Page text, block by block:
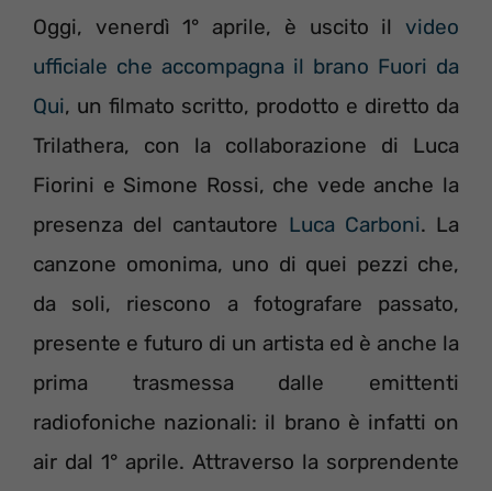
Oggi, venerdì 1° aprile, è uscito il video
ufficiale che accompagna il brano Fuori da
Qui, un filmato scritto, prodotto e diretto da
Trilathera, con la collaborazione di Luca
Fiorini e Simone Rossi, che vede anche la
presenza del cantautore Luca Carboni. La
canzone omonima, uno di quei pezzi che,
da soli, riescono a fotografare passato,
presente e futuro di un artista ed è anche la
prima trasmessa dalle emittenti
radiofoniche nazionali: il brano è infatti on
air dal 1° aprile. Attraverso la sorprendente